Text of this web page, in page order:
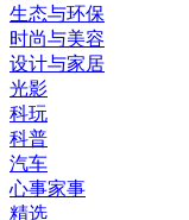
生态与环保
时尚与美容
设计与家居
光影
科玩
科普
汽车
心事家事
精选